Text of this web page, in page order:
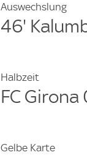
Auswechslung
46'
Halbzeit
FC Girona
Gelbe Karte